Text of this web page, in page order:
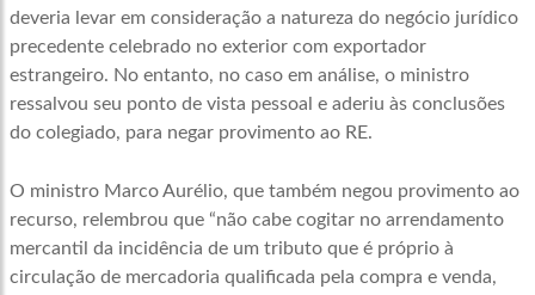
deveria levar em consideração a natureza do negócio jurídico
precedente celebrado no exterior com exportador
estrangeiro. No entanto, no caso em análise, o ministro
ressalvou seu ponto de vista pessoal e aderiu às conclusões
do colegiado, para negar provimento ao RE.
O ministro Marco Aurélio, que também negou provimento ao
recurso, relembrou que “não cabe cogitar no arrendamento
mercantil da incidência de um tributo que é próprio à
circulação de mercadoria qualificada pela compra e venda,